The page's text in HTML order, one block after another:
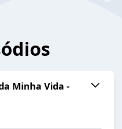
Minha Vida -